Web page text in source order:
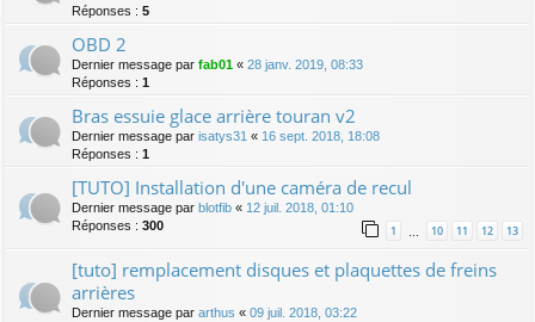
Réponses : 5
OBD 2
Dernier message par fab01 « 28 janv. 2019, 08:33
Réponses : 1
Bras essuie glace arrière touran v2
Dernier message par isatys31 « 16 sept. 2018, 18:08
Réponses : 1
[TUTO] Installation d'une caméra de recul
Dernier message par blotfib « 12 juil. 2018, 01:10
Réponses : 300 1 … 10 11 12 13
[tuto] remplacement disques et plaquettes de freins
arrières
Dernier message par arthus « 09 juil. 2018, 03:22